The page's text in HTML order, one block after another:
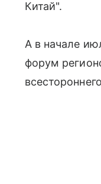
Китай".
А в начале
форум